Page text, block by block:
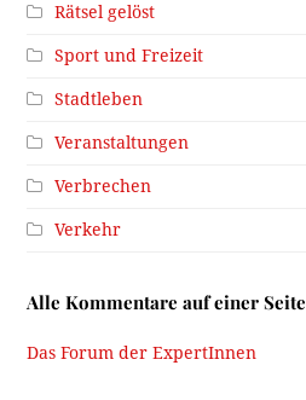
Rätsel gelöst
Sport und Freizeit
Stadtleben
Veranstaltungen
Verbrechen
Verkehr
Alle Kommentare auf einer Seite
Das Forum der ExpertInnen